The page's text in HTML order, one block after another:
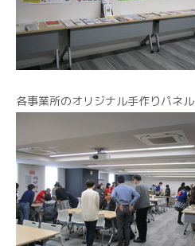
各事業所のオリジナル手作りパネル